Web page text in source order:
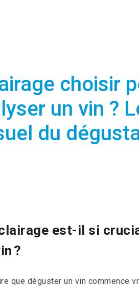
choisir
un vin ?
du
est-il si
?
que déguster un vin commence